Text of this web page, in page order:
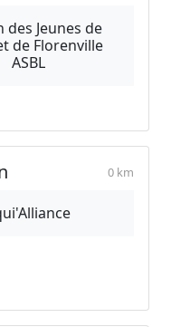
des Jeunes de
de Florenville
ASBL
0 km